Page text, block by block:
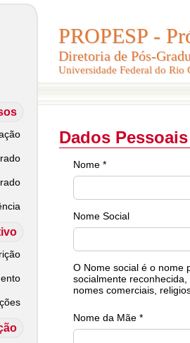
PROPESP -
Diretoria de Pós-
Universidade Federal do Rio
PROPESP -
Diretoria de Pós-
Universidade Federal do Rio
Dados Pessoais
Nome *
Nome Social
O Nome social é o nome
socialmente
nomes comerciais,
Nome da Mãe *